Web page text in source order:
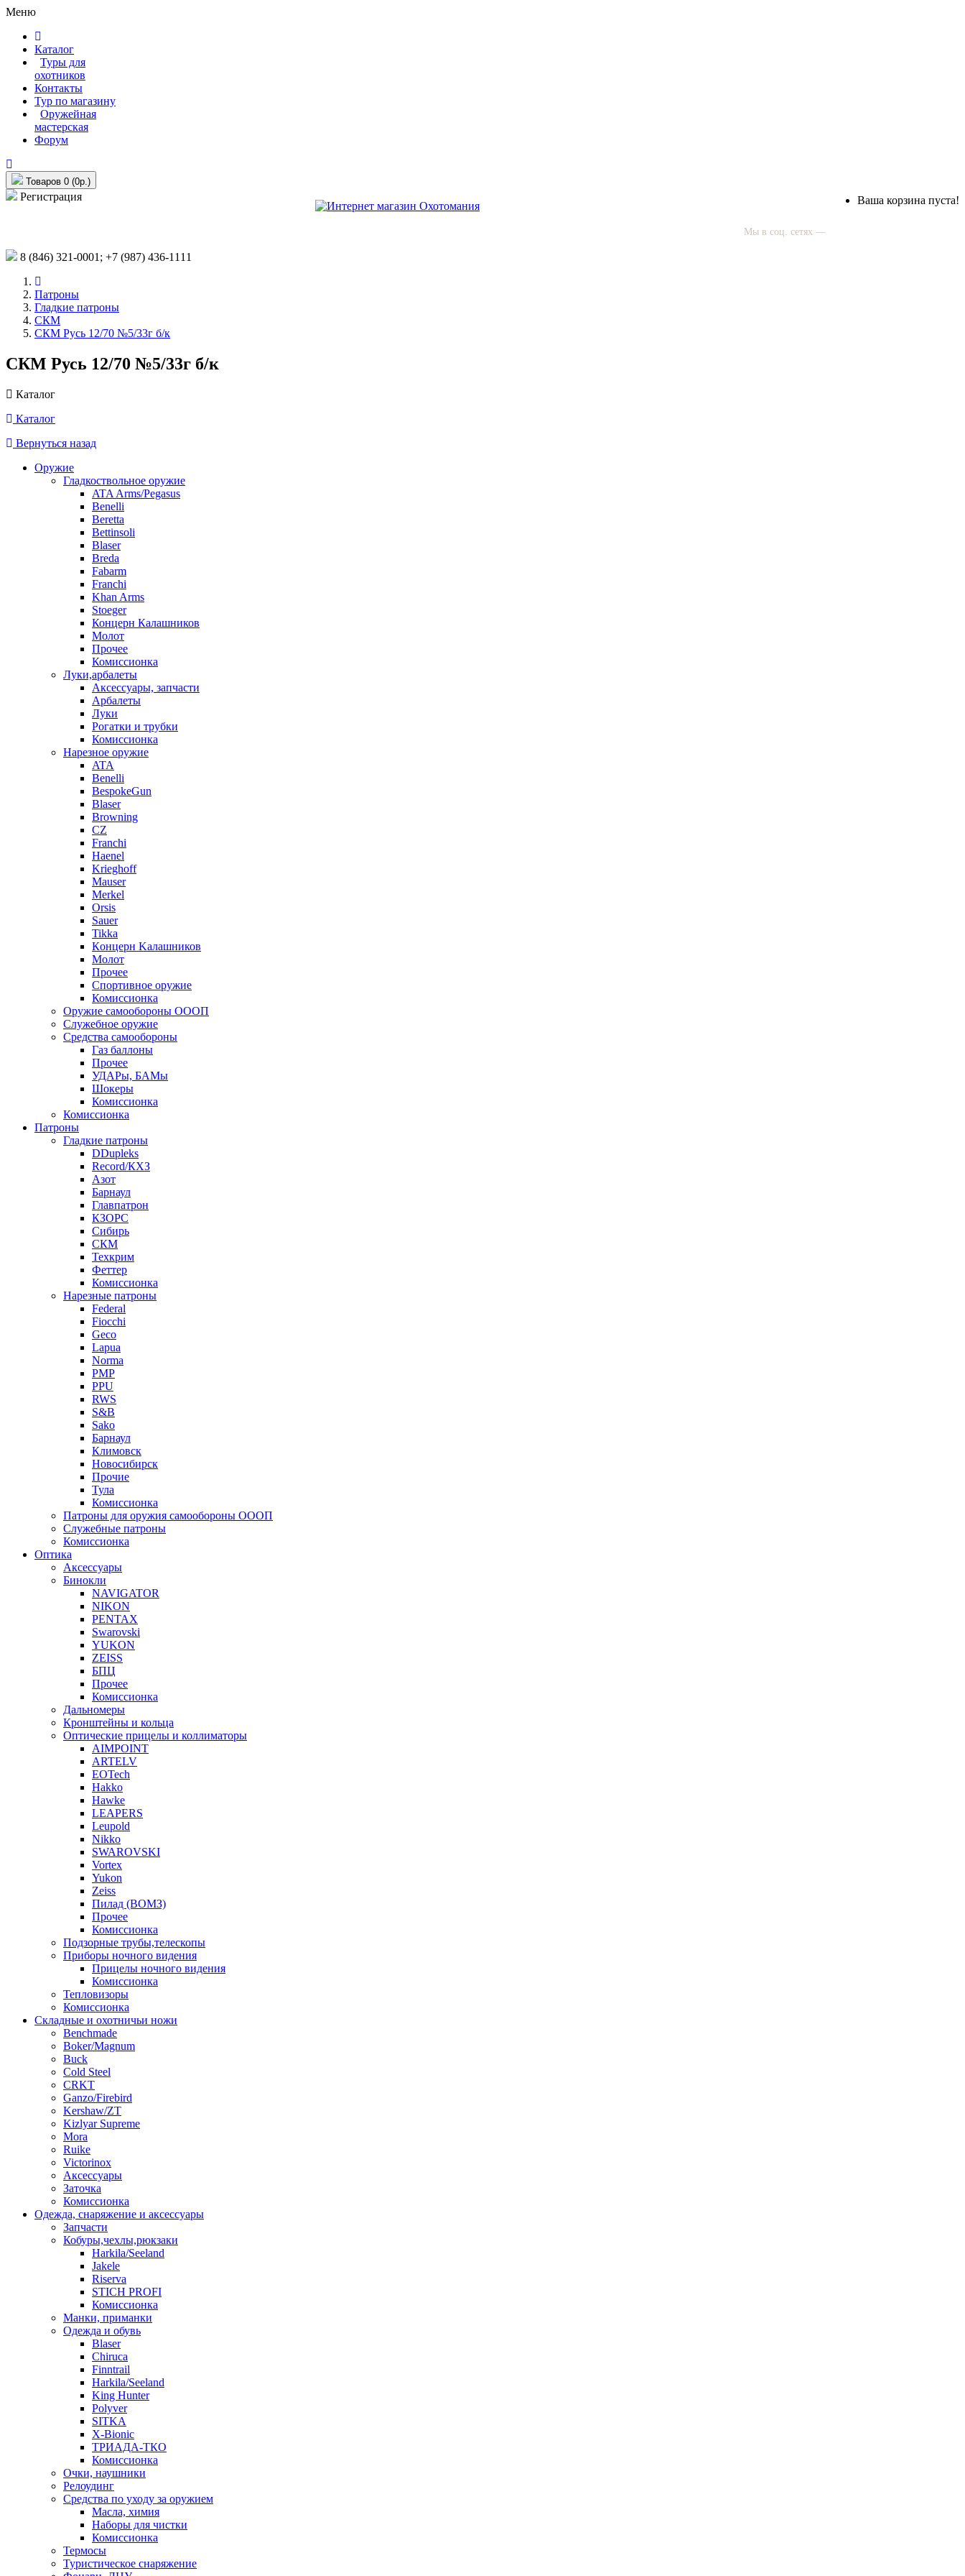
Меню
Каталог
Туры для
охотников
Контакты
Тур по магазину
Оружейная
мастерская
Форум
Товаров 0 (0р.)
Ваша корзина пуста!
Регистрация
Мы в соц. сетях —
8 (846) 321-0001; +7 (987) 436-1111
Патроны
Гладкие патроны
СКМ
СКМ Русь 12/70 №5/33г б/к
СКМ Русь 12/70 №5/33г б/к
Каталог
Каталог
Вернуться назад
Оружие
Гладкоствольное оружие
ATA Arms/Pegasus
Benelli
Beretta
Bettinsoli
Blaser
Breda
Fabarm
Franchi
Khan Arms
Stoeger
Концерн Калашников
Молот
Прочее
Комиссионка
Луки,арбалеты
Аксессуары, запчасти
Арбалеты
Луки
Рогатки и трубки
Комиссионка
Нарезное оружие
ATA
Benelli
BespokeGun
Blaser
Browning
CZ
Franchi
Haenel
Krieghoff
Mauser
Merkel
Orsis
Sauer
Tikka
Кoнцеpн Kалашников
Молот
Прочее
Спортивное оружие
Комиссионка
Оружие самообороны ОООП
Служебное оружие
Средства самообороны
Газ баллоны
Прочее
УДАРы, БАМы
Шокеры
Комиссионка
Комиссионка
Патроны
Гладкие патроны
DDupleks
Record/КХЗ
Азот
Барнаул
Главпатрон
КЗОРС
Сибирь
СКМ
Техкрим
Феттер
Комиссионка
Нарезные патроны
Federal
Fiocchi
Geco
Lapua
Norma
PMP
PPU
RWS
S&B
Sako
Барнаул
Климовск
Новосибирск
Прочие
Тула
Комиссионка
Патроны для оружия самообороны ОООП
Служебные патроны
Комиссионка
Оптика
Аксессуары
Бинокли
NAVIGATOR
NIKON
PENTAX
Swarovski
YUKON
ZEISS
БПЦ
Прочее
Комиссионка
Дальномеры
Кронштейны и кольца
Оптические прицелы и коллиматоры
AIMPOINT
ARTELV
EOTech
Hakko
Hawke
LEAPERS
Leupold
Nikko
SWAROVSKI
Vortex
Yukon
Zeiss
Пилад (ВОМЗ)
Прочее
Комиссионка
Подзорные трубы,телескопы
Приборы ночного видения
Прицелы ночного видения
Комиссионка
Тепловизоры
Комиссионка
Складные и охотничьи ножи
Benchmade
Boker/Magnum
Buck
Cold Steel
CRKT
Ganzo/Firebird
Kershaw/ZT
Kizlyar Supreme
Mora
Ruike
Victorinox
Аксессуары
Заточка
Комиссионка
Одежда, снаряжение и аксессуары
Запчасти
Кобуры,чехлы,рюкзаки
Harkila/Seeland
Jakele
Riserva
STICH PROFI
Комиссионка
Манки, приманки
Одежда и обувь
Blaser
Chiruca
Finntrail
Harkila/Seeland
King Hunter
Polyver
SITKA
X-Bionic
ТРИАДА-ТКО
Комиссионка
Очки, наушники
Релоудинг
Средства по уходу за оружием
Масла, химия
Наборы для чистки
Комиссионка
Термосы
Туристическое снаряжение